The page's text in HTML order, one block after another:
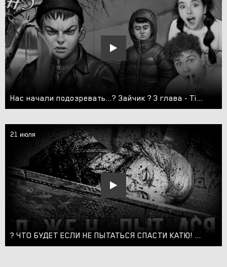
Нас начали подозревать...? Зайчик ? 3 глава - Tiny Bunny Different Story #5
21 июля
? ЧТО БУДЕТ ЕСЛИ НЕ ПЫТАТЬСЯ СПАСТИ КАТЮ! Tiny Bunny ЗАЙЧИК ЭПИЗОД 4 ПРОХОЖДЕНИЕ! #11